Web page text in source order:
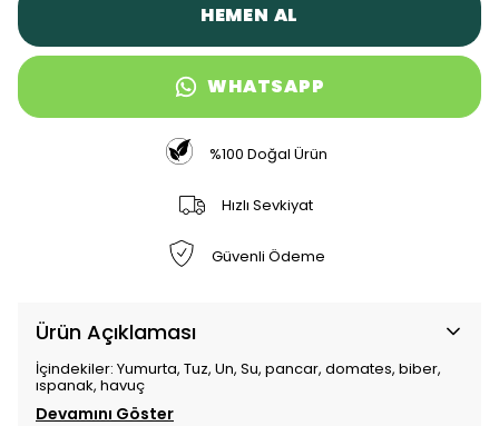
HEMEN AL
WHATSAPP
%100 Doğal Ürün
Hızlı Sevkiyat
Güvenli Ödeme
Ürün Açıklaması
İçindekiler: Yumurta, Tuz, Un, Su, pancar, domates, biber,
ıspanak, havuç
Devamını Göster